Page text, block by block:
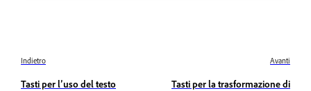
Indietro
Tasti per l’uso del testo
Avanti
Tasti per la trasformazione di